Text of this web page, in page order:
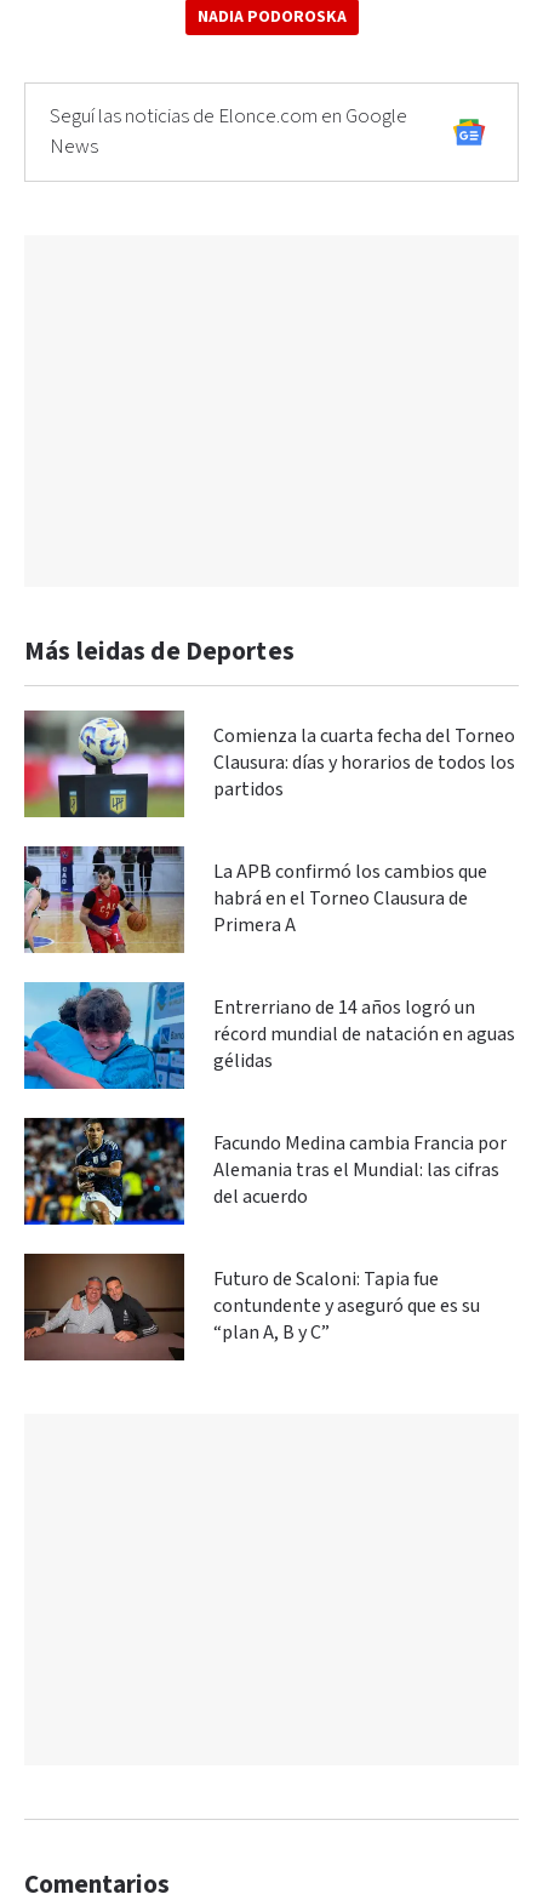
NADIA PODOROSKA
Seguí las noticias de Elonce.com en Google
News
Más leidas de Deportes
Comienza la cuarta fecha del Torneo
Clausura: días y horarios de todos los
partidos
La APB confirmó los cambios que
habrá en el Torneo Clausura de
Primera A
Entrerriano de 14 años logró un
récord mundial de natación en aguas
gélidas
Facundo Medina cambia Francia por
Alemania tras el Mundial: las cifras
del acuerdo
Futuro de Scaloni: Tapia fue
contundente y aseguró que es su
“plan A, B y C”
Comentarios